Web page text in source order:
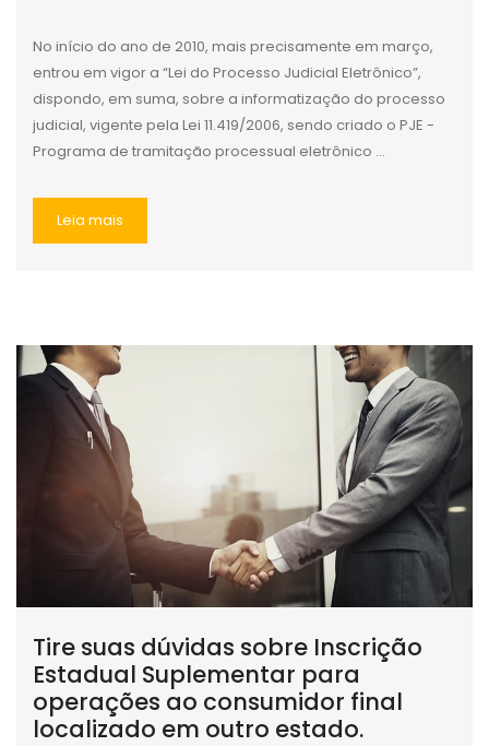
No início do ano de 2010, mais precisamente em março,
entrou em vigor a “Lei do Processo Judicial Eletrônico”,
dispondo, em suma, sobre a informatização do processo
judicial, vigente pela Lei 11.419/2006, sendo criado o PJE -
Programa de tramitação processual eletrônico ...
Leia mais
Tire suas dúvidas sobre Inscrição
Estadual Suplementar para
operações ao consumidor final
localizado em outro estado.